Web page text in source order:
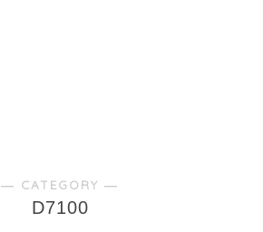
― CATEGORY ―
D7100